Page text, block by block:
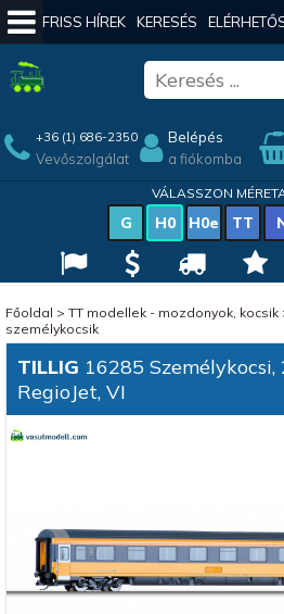
FRISS HÍREK KERESÉS
+36 (1) 686-2350
Vevőszolgálat
Belépés
a fiókomba
VÁLASSZON
G H0 H0e TT
Főoldal > TT modellek - mozdonyok, kocsik
személykocsik
TILLIG 16285 Személykocsi,
RegioJet, VI